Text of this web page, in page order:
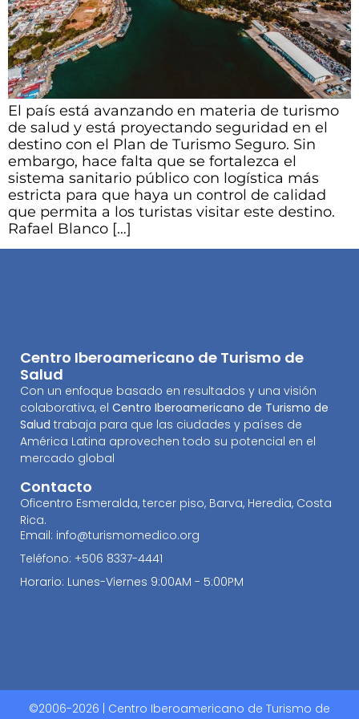
El país está avanzando en materia de turismo
de salud y está proyectando seguridad en el
destino con el Plan de Turismo Seguro. Sin
embargo, hace falta que se fortalezca el
sistema sanitario público con logística más
estricta para que haya un control de calidad
que permita a los turistas visitar este destino.
Rafael Blanco […]
Centro Iberoamericano de Turismo de
Salud
Con un enfoque basado en resultados y una visión
colaborativa, el Centro Iberoamericano de Turismo de
Salud trabaja para que las ciudades y países de
América Latina aprovechen todo su potencial en el
mercado global
Contacto
Oficentro Esmeralda, tercer piso, Barva, Heredia, Costa
Rica.
Email: info@turismomedico.org
Teléfono: +506 8337-4441
Horario: Lunes-Viernes 9:00AM - 5:00PM
©2006-2026 | Centro Iberoamericano de Turismo de